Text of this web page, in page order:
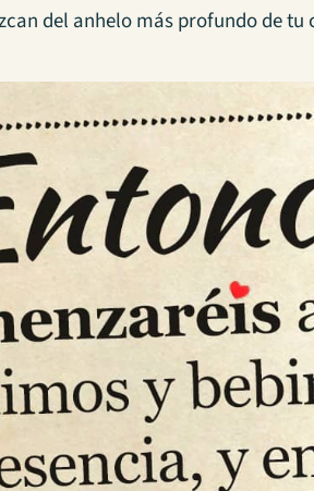
del anhelo más profundo de tu